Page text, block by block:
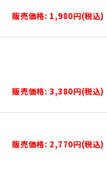
販売価格: 1,980円(税込)
販売価格: 3,380円(税込)
販売価格: 2,770円(税込)